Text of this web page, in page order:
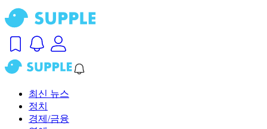
최신 뉴스
정치
경제/금융